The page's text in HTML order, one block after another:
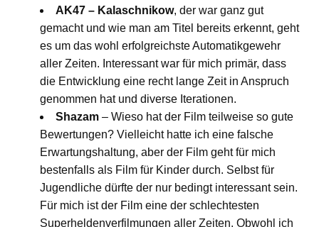
AK47 – Kalaschnikow, der war ganz gut
gemacht und wie man am Titel bereits erkennt, geht
es um das wohl erfolgreichste Automatikgewehr
aller Zeiten. Interessant war für mich primär, dass
die Entwicklung eine recht lange Zeit in Anspruch
genommen hat und diverse Iterationen.
Shazam – Wieso hat der Film teilweise so gute
Bewertungen? Vielleicht hatte ich eine falsche
Erwartungshaltung, aber der Film geht für mich
bestenfalls als Film für Kinder durch. Selbst für
Jugendliche dürfte der nur bedingt interessant sein.
Für mich ist der Film eine der schlechtesten
Superheldenverfilmungen aller Zeiten. Obwohl ich